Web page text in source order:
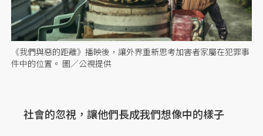
《我們與惡的距離》播映後，讓外界重新思考加害者家屬在犯罪事
件中的位置。 圖／公視提供
社會的忽視，讓他們長成我們想像中的樣子